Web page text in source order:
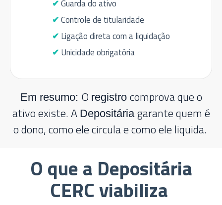
Guarda do ativo
Controle de titularidade
Ligação direta com a liquidação
Unicidade obrigatória
Em resumo: O registro comprova que o
ativo existe. A Depositária garante quem é
o dono, como ele circula e como ele liquida.
O que a Depositária
CERC viabiliza